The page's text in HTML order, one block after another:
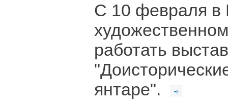
С 10 февраля в
работать
янтаре".